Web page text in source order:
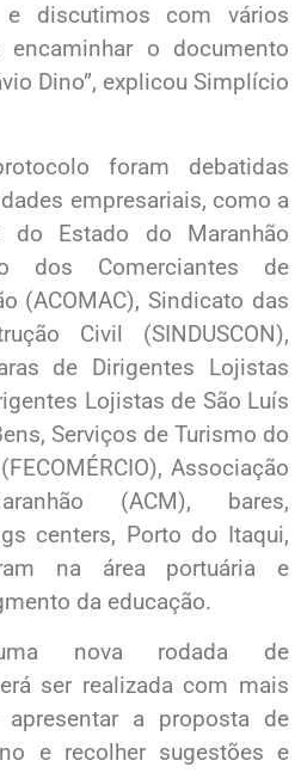
e discutimos com vários
o documento
Dino”, explicou Simplício
foram debatidas
empresariais, como a
do Estado do Maranhão
dos Comerciantes de
(ACOMAC), Sindicato das
Civil (SINDUSCON),
de Dirigentes Lojistas
Lojistas de São Luís
Serviços de Turismo do
Associação
(ACM), bares,
centers, Porto do Itaqui,
na área portuária e
da educação.
nova rodada de
ser realizada com mais
a proposta de
e recolher sugestões e